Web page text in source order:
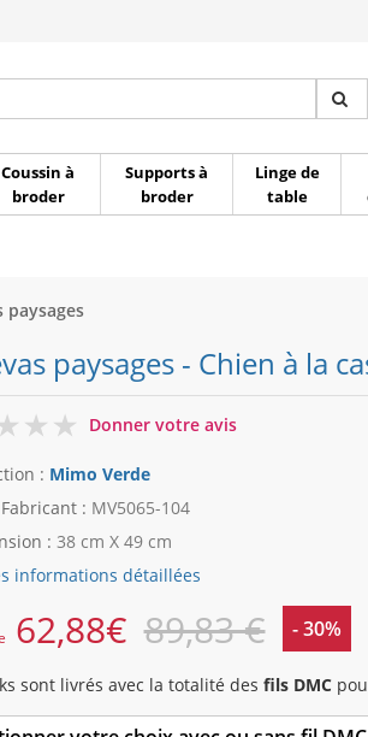
Coussin à
broder
Supports à
broder
Linge de
table
paysages
paysages - Chien à la
0
Donner votre avis
: Mimo Verde
: MV5065-104
: 38 cm X 49 cm
informations détaillées
62,88€ 89,83 € - 30%
sont livrés avec la totalité des fils DMC